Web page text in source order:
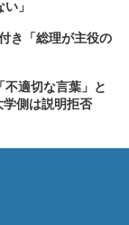
」
き「総理が主役の
適切な言葉」と
側は説明拒否